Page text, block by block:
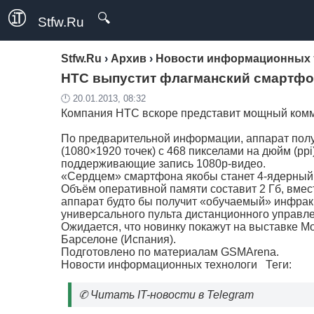
Stfw.Ru 🔍
Stfw.Ru › Архив › Новости информационных
HTC выпустит флагманский
🕛 20.01.2013, 08:32
Компания HTC вскоре представит мощный
По предварительной информации, аппарат
(1080×1920 точек) с 468 пикселами на дюйм
поддерживающие запись 1080p-видео.
«Сердцем» смартфона якобы станет 4-ядерный
Объём оперативной памяти составит 2 Гб,
аппарат будто бы получит «обучаемый»
универсального пульта дистанционного
Ожидается, что новинку покажут на выставке
Барселоне (Испания).
Подготовлено по материалам GSMArena.
Новости информационных технологи Теги:
✆Читать IT-новости в Telegram